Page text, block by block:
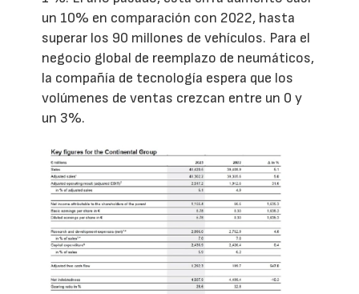
un 10% en comparación con 2022, hasta
superar los 90 millones de vehículos. Para el
negocio global de reemplazo de neumáticos,
la compañía de tecnología espera que los
volúmenes de ventas crezcan entre un 0 y
un 3%.